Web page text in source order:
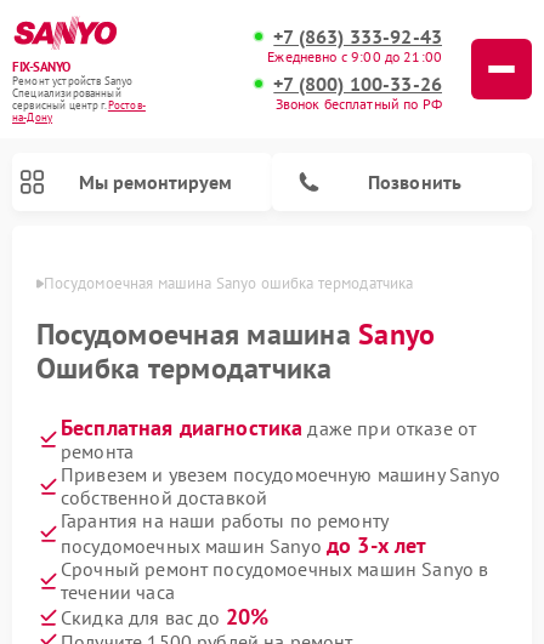
FIX-SANYO
Ремонт устройств Sanyo
Специализированный
cервисный центр г.Ростов-
на-Дону
+7 (863) 333-92-43
Ежедневно с 9:00 до 21:00
+7 (800) 100-33-26
Звонок бесплатный по РФ
Мы ремонтируем Позвонить
Посудомоечная машина Sanyo ошибка термодатчика
Посудомоечная машинаSanyo
Ошибка термодатчика
Бесплатная диагностика даже при отказе от
ремонта
Привезем и увезем посудомоечную машину Sanyo
собственной доставкой
Гарантия на наши работы по ремонту
посудомоечных машин Sanyo до 3-х лет
Срочный ремонт посудомоечных машин Sanyo в
течении часа
Скидка для вас до 20%